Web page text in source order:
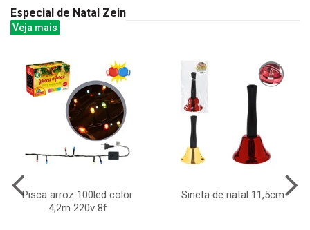
Especial de Natal Zein
Veja mais
Pisca arroz 100led color
4,2m 220v 8f
Sineta de natal 11,5cm